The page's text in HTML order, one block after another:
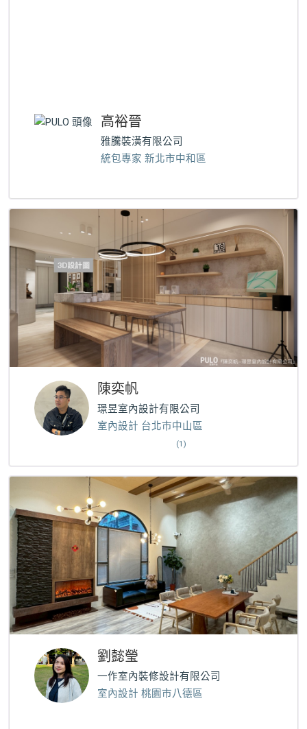
高裕晉
雅騰裝潢有限公司
統包專家 新北市中和區
陳奕帆
璟昱室內設計有限公司
室內設計 台北市中山區
(1)
劉懿瑩
一作室內裝修設計有限公司
室內設計 桃園市八德區